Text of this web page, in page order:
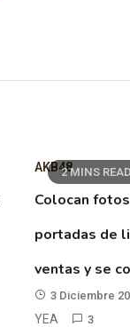
2 MINS READ
AKB48
Colocan
portadas de
ventas y se
3 Diciembre
YEA
3